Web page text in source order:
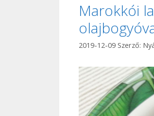
Marokkói
2019-12-09 Szerző: